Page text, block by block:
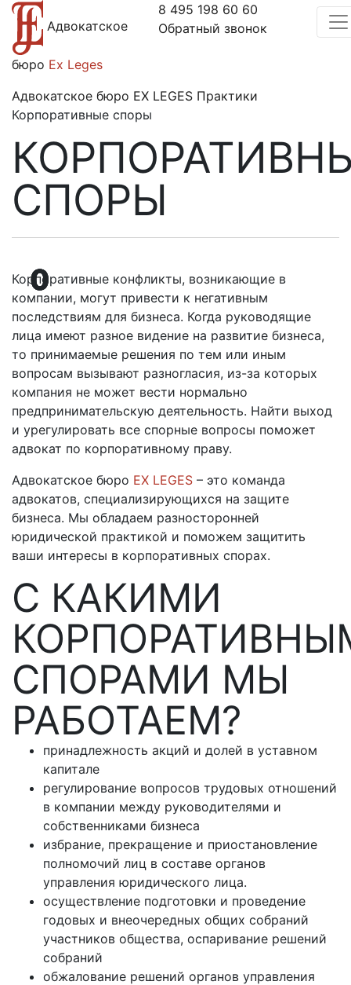
Адвокатское
бюро Ex Leges
8 495 198 60 60
Обратный звонок
Адвокатское бюро EX LEGES Практики
Корпоративные споры
СПОРЫ
Корпоративные конфликты, возникающие в
компании, могут привести к негативным
последствиям для бизнеса. Когда руководящие
лица имеют разное видение на развитие бизнеса,
то принимаемые решения по тем или иным
вопросам вызывают разногласия, из-за которых
компания не может вести нормально
предпринимательскую деятельность. Найти выход
и урегулировать все спорные вопросы поможет
адвокат по корпоративному праву.
Адвокатское бюро EX LEGES – это команда
адвокатов, специализирующихся на защите
бизнеса. Мы обладаем разносторонней
юридической практикой и поможем защитить
ваши интересы в корпоративных спорах.
С КАКИМИ
СПОРАМИ МЫ
РАБОТАЕМ?
принадлежность акций и долей в уставном
капитале
регулирование вопросов трудовых отношений
в компании между руководителями и
собственниками бизнеса
избрание, прекращение и приостановление
полномочий лиц в составе органов
управления юридического лица.
осуществление подготовки и проведение
годовых и внеочередных общих собраний
участников общества, оспаривание решений
собраний
обжалование решений органов управления